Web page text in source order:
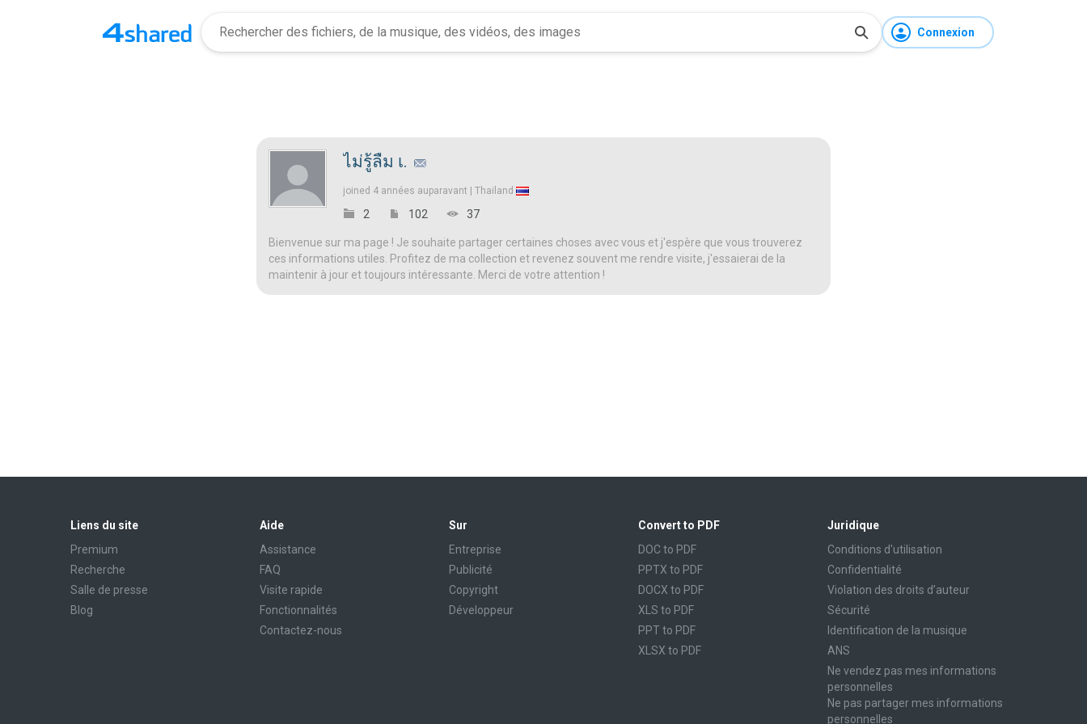
Connexion
ไม่รู้ลืม เ.
joined 4 années auparavant | Thailand
2 102 37
Bienvenue sur ma page ! Je souhaite partager certaines choses avec vous et j'espère que vous trouverez
ces informations utiles. Profitez de ma collection et revenez souvent me rendre visite, j'essaierai de la
maintenir à jour et toujours intéressante. Merci de votre attention !
Liens du site
Premium
Recherche
Salle de presse
Blog
Aide
Assistance
FAQ
Visite rapide
Fonctionnalités
Contactez-nous
Sur
Entreprise
Publicité
Copyright
Développeur
Convert to PDF
DOC to PDF
PPTX to PDF
DOCX to PDF
XLS to PDF
PPT to PDF
XLSX to PDF
Juridique
Conditions d'utilisation
Confidentialité
Violation des droits d’auteur
Sécurité
Identification de la musique
ANS
Ne vendez pas mes informations
personnelles
Ne pas partager mes informations
personnelles